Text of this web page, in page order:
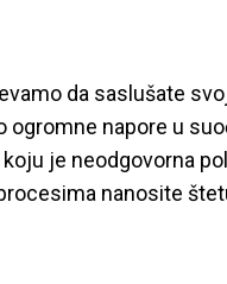
da saslušate
ogromne napore u
je neodgovorna
nanosite